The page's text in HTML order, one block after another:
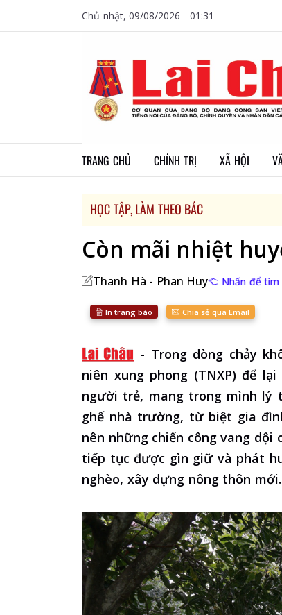
Chủ nhật, 09/08/2026 - 01:31
TRANG CHỦ CHÍNH TRỊ XÃ HỘI
HỌC TẬP, LÀM THEO BÁC
Còn mãi nhiệt
Thanh Hà - Phan Huy Nhấn để
In trang báo Chia sẻ qua Email
- Trong dòng chảy
niên xung phong (TNXP) để
người trẻ, mang trong mình lý
ghế nhà trường, từ biệt gia
nên những chiến công vang
tiếp tục được gìn giữ và phát
nghèo, xây dựng nông thôn mới.